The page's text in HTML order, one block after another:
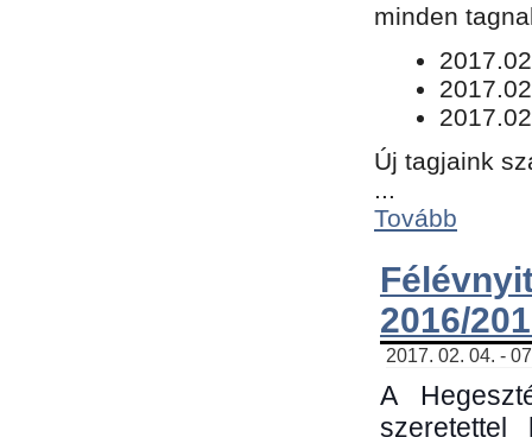
minden
Új tagjaink
...
Tovább
2016/
2017. 02. 04. -
A